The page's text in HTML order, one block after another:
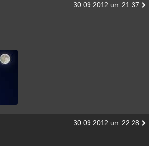
30.09.2012 um 21:37
30.09.2012 um 22:28